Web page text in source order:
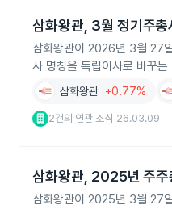
삼화왕관, 3월 정기주총
삼화왕관이 2026년 3월 27
사 명칭을 독립이사로 바꾸는
삼화왕관 +0.77%
2건의 연관 소식 26.03.09
삼화왕관, 2025년 주주
삼화왕관이 2025년 3월 27